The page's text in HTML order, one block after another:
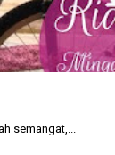
semangat,...